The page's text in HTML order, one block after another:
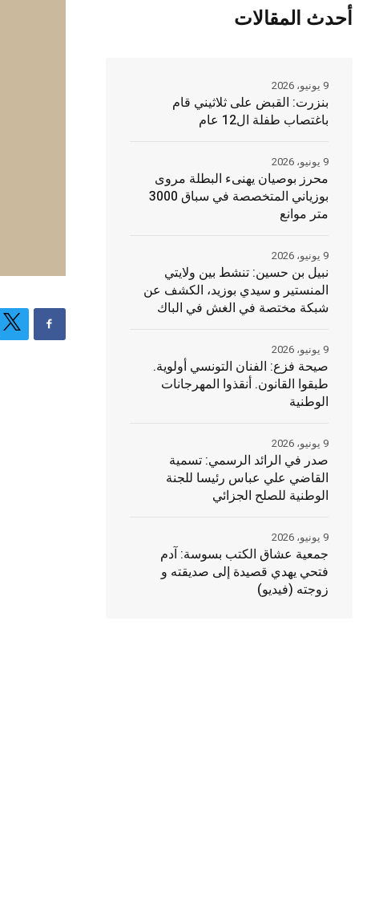
أحدث المقالات
بنزرت: القبض على ثلاثيني قام
باغتصاب طفلة ال12 عام
9 يونيو، 2026
محرز بوصيان يهنىء البطلة مروى
بوزياني المتخصصة في سباق 3000
متر موانع
9 يونيو، 2026
نبيل بن حسين: تنشط بين ولايتي
المنستير و سيدي بوزيد، الكشف عن
شبكة مختصة في الغش في الباك
9 يونيو، 2026
صيحة فزع: الفنان التونسي أولوية.
طبقوا القانون. أنقذوا المهرجانات
الوطنية
9 يونيو، 2026
صدر في الرائد الرسمي: تسمية
القاضي علي عباس رئيسا للجنة
الوطنية للصلح الجزائي
9 يونيو، 2026
جمعية عشاق الكتب بسوسة: آدم
فتحي يهدي قصيدة إلى صديقته و
زوجته (فيديو)
9 يونيو، 2026